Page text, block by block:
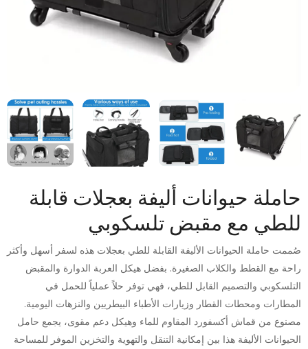
حاملة حيوانات أليفة بعجلات قابلة
للطي مع مقبض تلسكوبي
صُممت حاملة الحيوانات الأليفة القابلة للطي بعجلات هذه لسفر أسهل وأكثر
راحة مع القطط والكلاب الصغيرة. بفضل هيكل العربة الدوارة والمقبض
التلسكوبي والتصميم القابل للطي، فهي توفر حلاً عملياً للحمل في
المطارات ومحطات القطار وزيارات الأطباء البيطريين والنزهات اليومية.
مصنوع من قماش أكسفورد المقاوم للماء وهيكل دعم مقوى، يجمع حامل
الحيوانات الأليفة هذا بين إمكانية التنقل والتهوية والتخزين الموفر للمساحة